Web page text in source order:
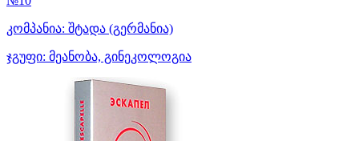
კომპანია: შტადა (გერმანია)
ჯგუფი: მეანობა, გინეკოლოგია